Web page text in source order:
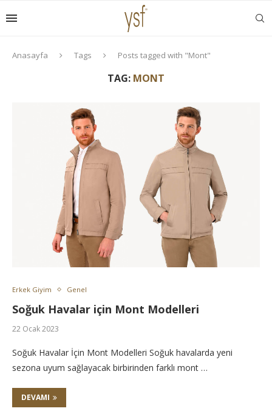
Anasayfa Tags Posts tagged with "Mont"
TAG: MONT
Erkek Giyim Genel
Soğuk Havalar için Mont Modelleri
22 Ocak 2023
Soğuk Havalar İçin Mont Modelleri Soğuk havalarda yeni
sezona uyum sağlayacak birbirinden farklı mont …
DEVAMI